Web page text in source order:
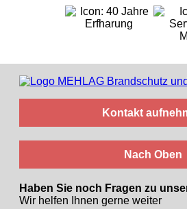
Kontakt
Nach Oben
Haben Sie noch Fragen zu
Wir helfen Ihnen gerne weiter